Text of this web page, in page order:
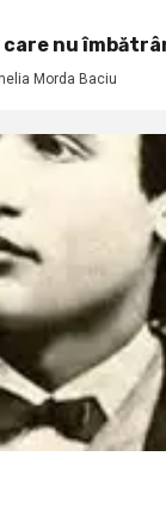
care nu
Morda Baciu